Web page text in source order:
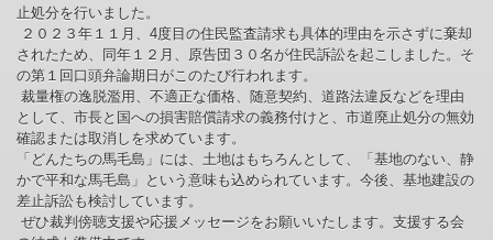
止処分を行いました。
２０２３年１１月、4度目の住民監査請求も具体的理由を示さずに棄却
されたため、同年１２月、原告団３０名が住民訴訟を起こしました。そ
の第１回口頭弁論期日がこのたび行われます。
裁量権の逸脱濫用、不適正な価格、随意契約、道路法違反などを理由
として、市長と国への損害賠償請求の義務付けと、市道廃止処分の無効
確認または取消しを求めています。
「どんたちの馬毛島」には、土地はもちろんとして、「基地のない、静
かで平和な馬毛島」という意味も込められています。今後、基地建設の
差止訴訟も検討しています。
ぜひ裁判傍聴支援や応援メッセージをお願いいたします。支援する会